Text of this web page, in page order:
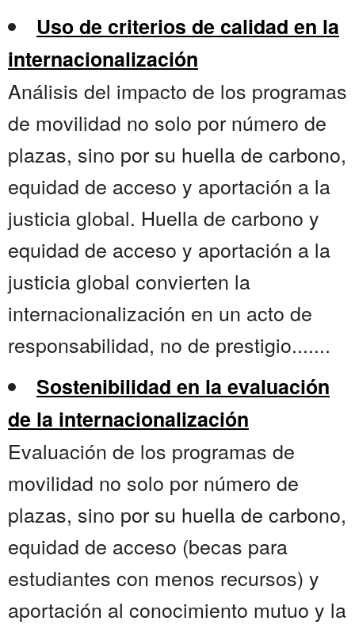
Uso de criterios de calidad en la
internacionalización
Análisis del impacto de los programas
de movilidad no solo por número de
plazas, sino por su huella de carbono,
equidad de acceso y aportación a la
justicia global. Huella de carbono y
equidad de acceso y aportación a la
justicia global convierten la
internacionalización en un acto de
responsabilidad, no de prestigio.......
Sostenibilidad en la evaluación
de la internacionalización
Evaluación de los programas de
movilidad no solo por número de
plazas, sino por su huella de carbono,
equidad de acceso (becas para
estudiantes con menos recursos) y
aportación al conocimiento mutuo y la